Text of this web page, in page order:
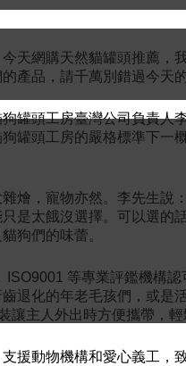
天網購天然貓罐頭推薦，
產品，請千萬別錯過今天
罐頭工房臺灣公司負責
罐頭工房的嚴格標準下一
燴，寵物亦然。李先生說
是太餓沒選擇。可以選的
狗們的味蕾。
等專業評鑑機構
退化的年老毛孩們，或是
主人外出時方便攜帶，輕
援動物機構和愛心義工，